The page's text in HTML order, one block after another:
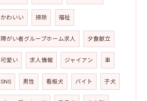
かわいい 掃除 福祉
障がい者グループホーム求人 夕食献立
可愛い 求人情報 ジャイアン 車
SNS 男性 看板犬 バイト 子犬